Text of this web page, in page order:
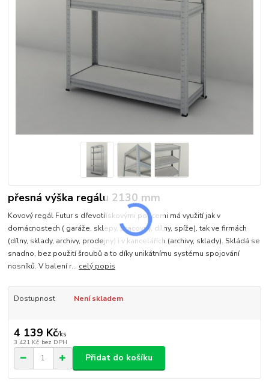
přesná výška regálu 2130 mm
Kovový regál Futur s dřevotřískovými policemi má využití jak v
domácnostech ( garáže, sklepy, pracovny, dílny, spíže), tak ve firmách
(dílny, sklady, archivy, prodejny) i v kancelářích (archivy, sklady). Skládá se
snadno, bez použití šroubů a to díky unikátnímu systému spojování
nosníků. V balení r... celý popis
Dostupnost Není skladem
4 139 Kč/ks
3 421 Kč bez DPH
Přidat do košíku